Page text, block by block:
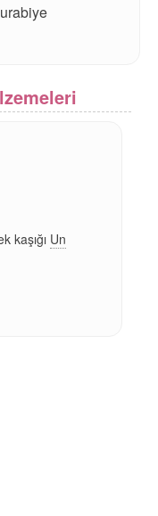
kaşığı Un